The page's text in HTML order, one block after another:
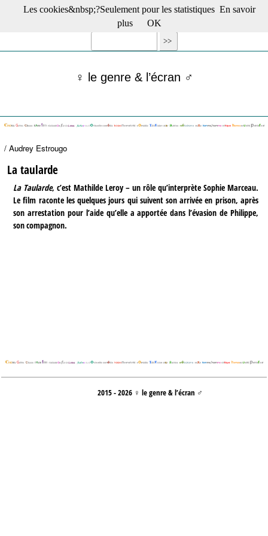
☰ Menu
Films récents
Films -TV/plates-formes
Archives
S’abonner à la Lettre !
♀ le genre & l’écran ♂
/ Audrey Estrougo
La taularde
La Taularde, c’est Mathilde Leroy – un rôle qu’interprète Sophie Marceau.
Le film raconte les quelques jours qui suivent son arrivée en prison, après
son arrestation pour l’aide qu’elle a apportée dans l’évasion de Philippe,
son compagnon.
2015 - 2026 ♀ le genre & l’écran ♂
Les cookies&nbsp;?Seulement pour les statistiques En savoir
plus
OK